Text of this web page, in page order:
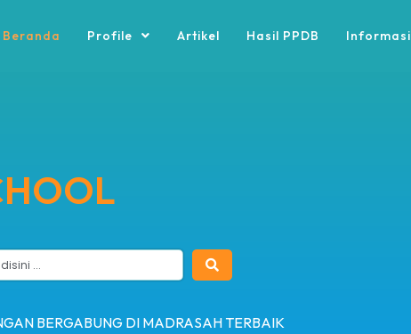
Beranda Profile Artikel Hasil PPDB Informasi
BERGABUNG DI MADRASAH TERBAIK